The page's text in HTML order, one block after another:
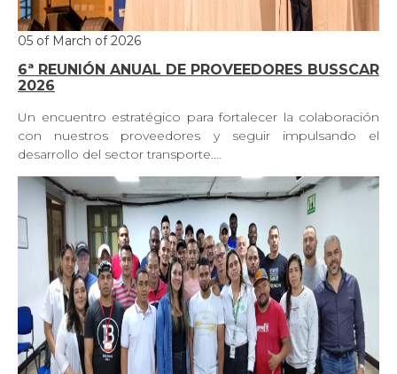
05 of March of 2026
6ª REUNIÓN ANUAL DE PROVEEDORES BUSSCAR
2026
Un encuentro estratégico para fortalecer la colaboración
con nuestros proveedores y seguir impulsando el
desarrollo del sector transporte.…